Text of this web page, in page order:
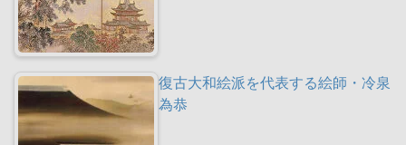
復古大和絵派を代表する絵師・冷泉
為恭